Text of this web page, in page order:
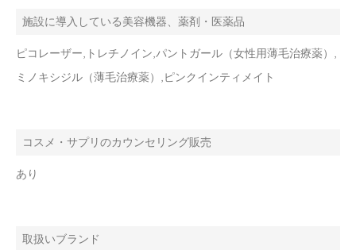
施設に導入している美容機器、薬剤・医薬品
ピコレーザー,トレチノイン,パントガール（女性用薄毛治療薬）,
ミノキシジル（薄毛治療薬）,ピンクインティメイト
コスメ・サプリのカウンセリング販売
あり
取扱いブランド